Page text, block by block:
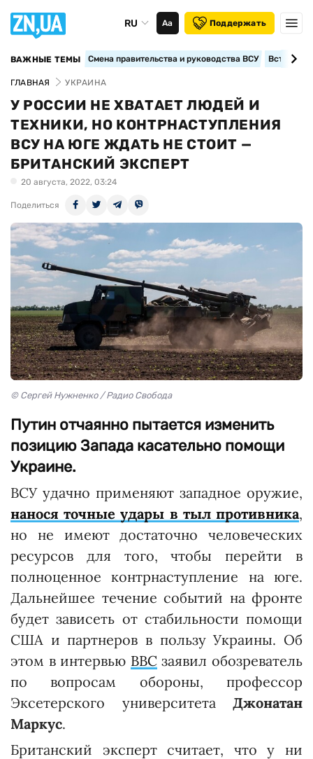
RU Аа Поддержать
ВАЖНЫЕ ТЕМЫ Смена правительства и руководства ВСУ
ГЛАВНАЯ УКРАИНА
У РОССИИ НЕ ХВАТАЕТ ЛЮДЕЙ И
ТЕХНИКИ, НО КОНТРНАСТУПЛЕНИЯ
ВСУ НА ЮГЕ ЖДАТЬ НЕ СТОИТ —
БРИТАНСКИЙ ЭКСПЕРТ
20 августа, 2022, 03:24
Поделиться
© Сергей Нужненко / Радио Свобода
Путин отчаянно пытается изменить
позицию Запада касательно помощи
Украине.
ВСУ удачно применяют западное оружие,
нанося точные удары в тыл противника,
но не имеют достаточно человеческих
ресурсов для того, чтобы перейти в
полноценное контрнаступление на юге.
Дальнейшее течение событий на фронте
будет зависеть от стабильности помощи
США и партнеров в пользу Украины. Об
этом в интервью BBCзаявил обозреватель
по вопросам обороны, профессор
Эксетерского университета Джонатан
Маркус.
Британский эксперт считает, что у ни